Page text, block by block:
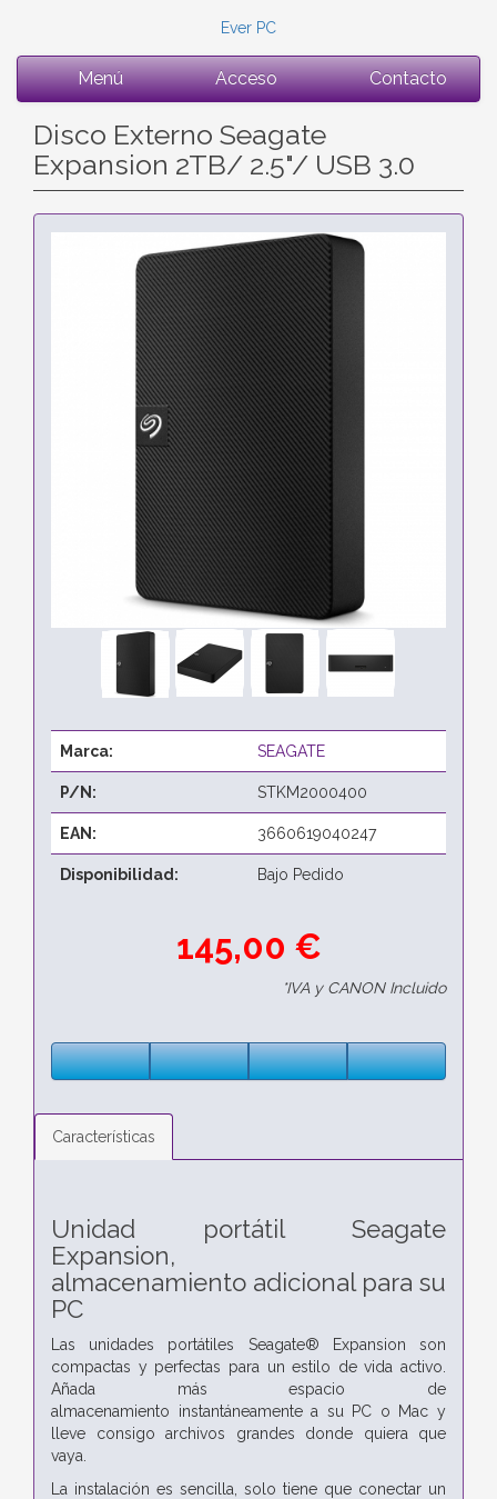
Ever PC
Menú Acceso Contacto
Disco Externo Seagate
Expansion 2TB/ 2.5"/ USB 3.0
Marca: SEAGATE
P/N: STKM2000400
EAN: 3660619040247
Disponibilidad: Bajo Pedido
145,00 €
*IVA y CANON Incluido
Características
Unidad portátil Seagate
Expansion,
almacenamiento adicional para su
PC
Las unidades portátiles Seagate® Expansion son
compactas y perfectas para un estilo de vida activo.
Añada más espacio de
almacenamiento instantáneamente a su PC o Mac y
lleve consigo archivos grandes donde quiera que
vaya.
La instalación es sencilla, solo tiene que conectar un